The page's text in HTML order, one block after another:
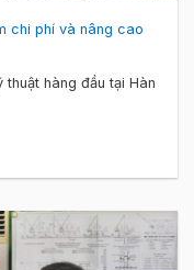
chi phí và nâng cao
hàng đầu tại Hàn